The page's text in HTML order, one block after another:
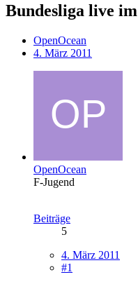
Bundesliga live
OpenOcean
4. März 2011
OpenOcean
F-Jugend
Beiträge
5
4. März 2011
#1